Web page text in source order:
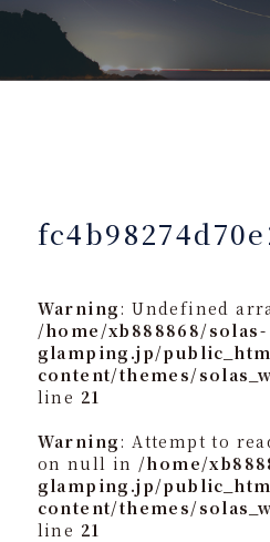
Warning: Undefined
/home/xb888868/solas-
glamping.jp/
content/themes/
line 21
Warning: Attempt to
on null in /home/
glamping.jp/
content/themes/
line 21